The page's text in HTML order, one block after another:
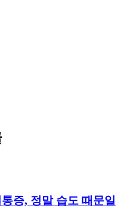
증, 정말 습도 때문일